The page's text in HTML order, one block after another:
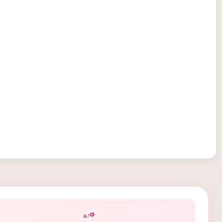
۰/ ۵